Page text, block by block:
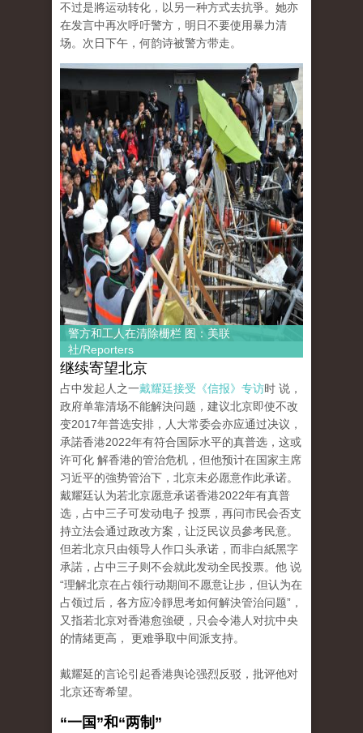
不过是將运动转化，以另一种方式去抗爭。她亦
在发言中再次呼吁警方，明日不要使用暴力清
场。次日下午，何韵诗被警方带走。
警方和工人在清除栅栏 图：美联
社/Reporters
继续寄望北京
占中发起人之一戴耀廷接受《信报》专访时 说，
政府单靠清场不能解決问题，建议北京即使不改
变2017年普选安排，人大常委会亦应通过决议，
承諾香港2022年有符合国际水平的真普选，这或
许可化 解香港的管治危机，但他预计在国家主席
习近平的強势管治下，北京未必愿意作此承诺。
戴耀廷认为若北京愿意承诺香港2022年有真普
选，占中三子可发动电子 投票，再问市民会否支
持立法会通过政改方案，让泛民议员參考民意。
但若北京只由领导人作口头承诺，而非白紙黑字
承諾，占中三子则不会就此发动全民投票。他 说
“理解北京在占领行动期间不愿意让步，但认为在
占领过后，各方应冷靜思考如何解決管治问题”，
又指若北京对香港愈強硬，只会令港人对抗中央
的情緒更高， 更难爭取中间派支持。
戴耀延的言论引起香港舆论强烈反驳，批评他对
北京还寄希望。
“一国”和“两制”